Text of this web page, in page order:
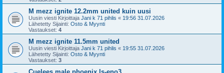
M mezz ignite 12.2mm united kuin uusi
Uusin viesti Kirjoittaja Jani k 71 pihlis « 19:56 31.07.2026
Lähetetty Sijainti: Osto & Myynti
Vastaukset: 4
M mezz ignite 11.5mm united
Uusin viesti Kirjoittaja Jani k 71 pihlis « 19:55 31.07.2026
Lähetetty Sijainti: Osto & Myynti
Vastaukset: 3